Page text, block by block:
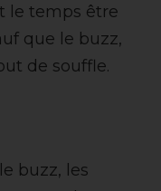
le temps être
que le buzz,
de souffle.
buzz, les